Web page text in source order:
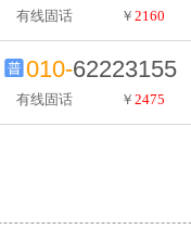
有线固话 ￥2160
010-62223155
有线固话 ￥2475